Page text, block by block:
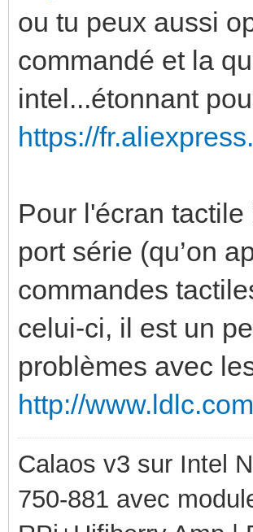
ou tu peux aussi
commandé et la
intel...étonnant
https://
Pour l'écran
port série (qu’on
commandes
celui-ci, il est un
problèmes avec
http://
Calaos v3 sur Intel
750-881 avec